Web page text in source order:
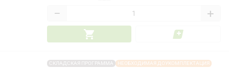
− +
СКЛАДСКАЯ ПРОГРАММА НЕОБХОДИМАЯ ДОУКОМПЛЕКТАЦИЯ